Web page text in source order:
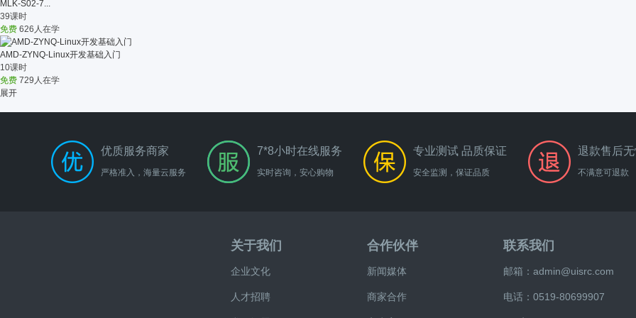
MLK-S02-7...
39课时
免费 626人在学
AMD-ZYNQ-Linux开发基础入门
10课时
免费 729人在学
展开
优质服务商家
严格准入，海量云服务
7*8小时在线服务
实时咨询，安心购物
专业测试 品质保证
安全监测，保证品质
退款售后
不满意可退款
关于我们
企业文化
人才招聘
合作伙伴
新闻媒体
商家合作
联系我们
邮箱：admin@uisrc.com
电话：0519-80699907